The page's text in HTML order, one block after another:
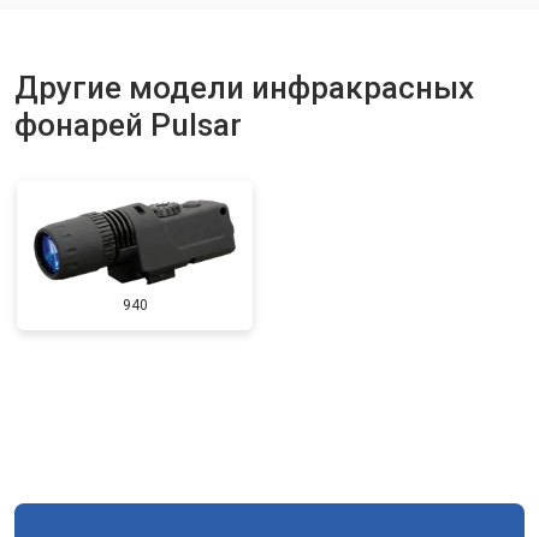
Другие модели инфракрасных
фонарей Pulsar
940